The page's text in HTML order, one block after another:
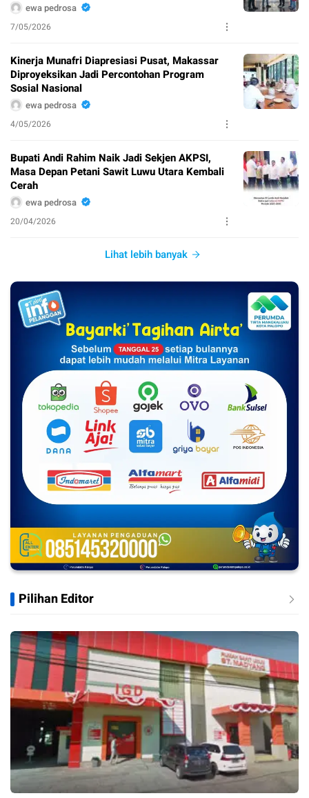
ewa pedrosa
7/05/2026
Kinerja Munafri Diapresiasi Pusat, Makassar
Diproyeksikan Jadi Percontohan Program
Sosial Nasional
ewa pedrosa
4/05/2026
Bupati Andi Rahim Naik Jadi Sekjen AKPSI,
Masa Depan Petani Sawit Luwu Utara Kembali
Cerah
ewa pedrosa
20/04/2026
Lihat lebih banyak
Pilihan Editor